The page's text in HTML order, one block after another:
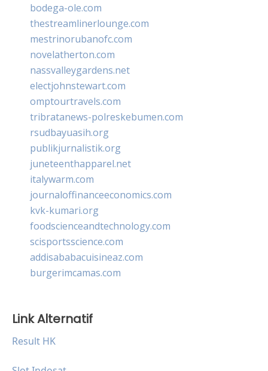
bodega-ole.com
thestreamlinerlounge.com
mestrinorubanofc.com
novelatherton.com
nassvalleygardens.net
electjohnstewart.com
omptourtravels.com
tribratanews-polreskebumen.com
rsudbayuasih.org
publikjurnalistik.org
juneteenthapparel.net
italywarm.com
journaloffinanceeconomics.com
kvk-kumari.org
foodscienceandtechnology.com
scisportsscience.com
addisababacuisineaz.com
burgerimcamas.com
Link Alternatif
Result HK